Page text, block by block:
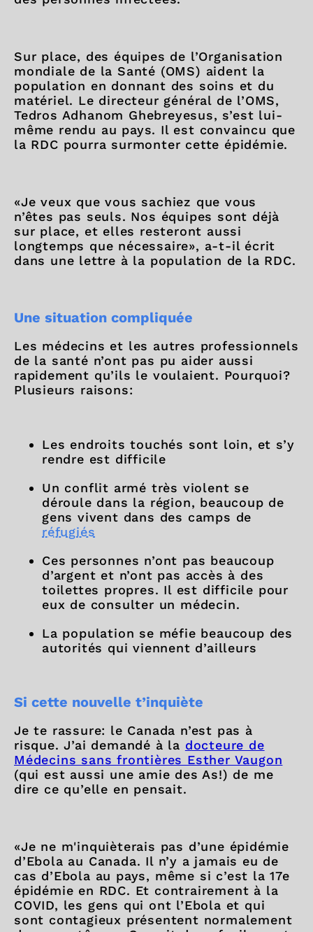
Sur place, des équipes de l’Organisation
mondiale de la Santé (OMS) aident la
population en donnant des soins et du
matériel. Le directeur général de l’OMS,
Tedros Adhanom Ghebreyesus, s’est lui-
même rendu au pays. Il est convaincu que
la RDC pourra surmonter cette épidémie.
«Je veux que vous sachiez que vous
n’êtes pas seuls. Nos équipes sont déjà
sur place, et elles resteront aussi
longtemps que nécessaire», a-t-il écrit
dans une lettre à la population de la RDC.
Une situation compliquée
Les médecins et les autres professionnels
de la santé n’ont pas pu aider aussi
rapidement qu’ils le voulaient. Pourquoi?
Plusieurs raisons:
Les endroits touchés sont loin, et s’y
rendre est difficile
Un conflit armé très violent se
déroule dans la région, beaucoup de
gens vivent dans des camps de
réfugiés
Ces personnes n’ont pas beaucoup
d’argent et n’ont pas accès à des
toilettes propres. Il est difficile pour
eux de consulter un médecin.
La population se méfie beaucoup des
autorités qui viennent d’ailleurs
Si cette nouvelle t’inquiète
Je te rassure: le Canada n’est pas à
risque. J’ai demandé à la docteure de
Médecins sans frontières Esther Vaugon
(qui est aussi une amie des As!) de me
dire ce qu’elle en pensait.
«Je ne m'inquièterais pas d’une épidémie
d’Ebola au Canada. Il n’y a jamais eu de
cas d’Ebola au pays, même si c’est la 17e
épidémie en RDC. Et contrairement à la
COVID, les gens qui ont l’Ebola et qui
sont contagieux présentent normalement